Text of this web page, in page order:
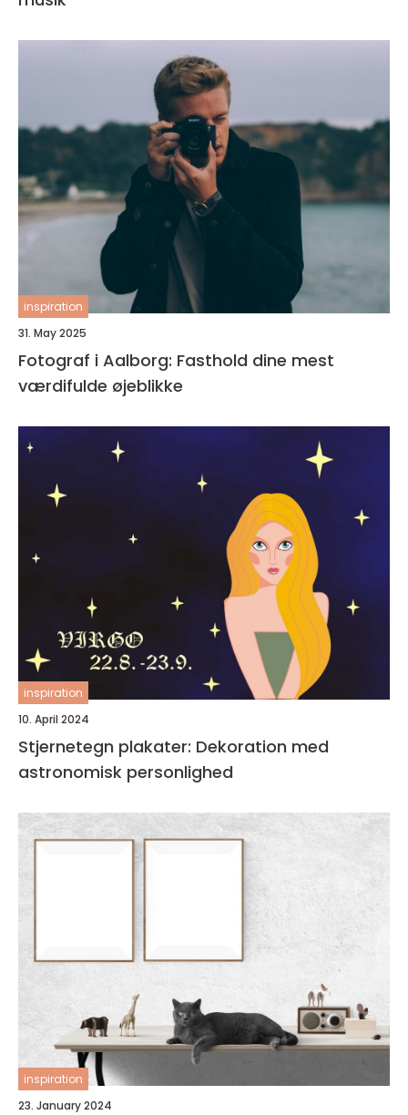
inspiration
31. May 2025
Fotograf i Aalborg: Fasthold dine mest
værdifulde øjeblikke
inspiration
10. April 2024
Stjernetegn plakater: Dekoration med
astronomisk personlighed
inspiration
23. January 2024